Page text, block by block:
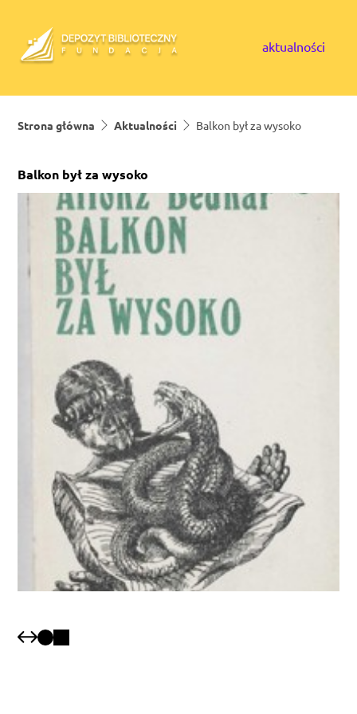
aktualności
Strona główna Aktualności Balkon był za wysoko
Balkon był za wysoko